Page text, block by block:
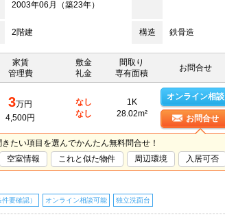
2003年06月（築23年）
2階建 構造 鉄骨造
家賃
管理費
敷金
礼金
間取り
専有面積
お問合せ
3万円
4,500円
なし
なし
1K
28.02m²
オンライン相談
お問合せ
たい項目を選んでかんたん無料問合せ！
空室情報 これと似た物件 周辺環境 入居可否
要確認） オンライン相談可能 独立洗面台